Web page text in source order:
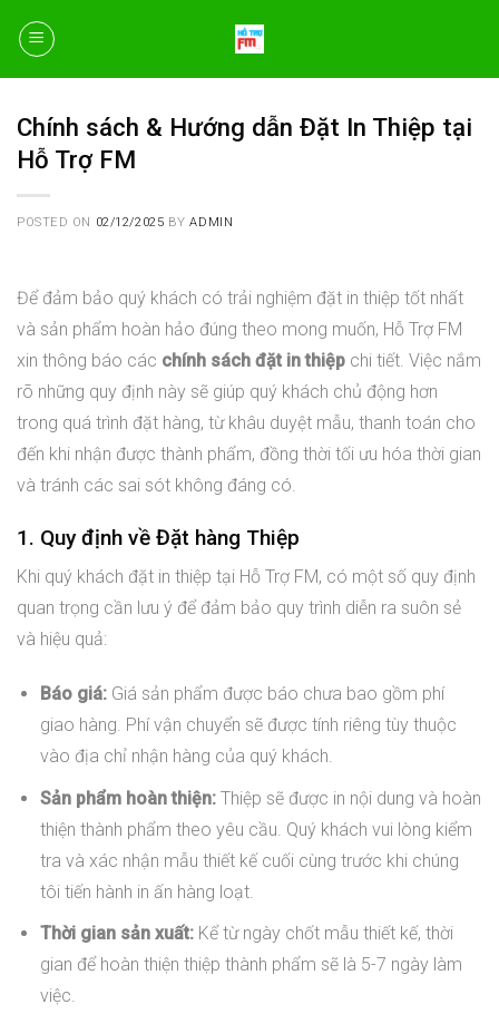
content
Chính sách & Hướng dẫn Đặt In Thiệp tại
Hỗ Trợ FM
POSTED ON 02/12/2025 BYADMIN
Để đảm bảo quý khách có trải nghiệm đặt in thiệp tốt nhất
và sản phẩm hoàn hảo đúng theo mong muốn, Hỗ Trợ FM
xin thông báo các chính sách đặt in thiệp chi tiết. Việc nắm
rõ những quy định này sẽ giúp quý khách chủ động hơn
trong quá trình đặt hàng, từ khâu duyệt mẫu, thanh toán cho
đến khi nhận được thành phẩm, đồng thời tối ưu hóa thời gian
và tránh các sai sót không đáng có.
1. Quy định về Đặt hàng Thiệp
Khi quý khách đặt in thiệp tại Hỗ Trợ FM, có một số quy định
quan trọng cần lưu ý để đảm bảo quy trình diễn ra suôn sẻ
và hiệu quả:
Báo giá:Giá sản phẩm được báo chưa bao gồm phí
giao hàng. Phí vận chuyển sẽ được tính riêng tùy thuộc
vào địa chỉ nhận hàng của quý khách.
Sản phẩm hoàn thiện:Thiệp sẽ được in nội dung và hoàn
thiện thành phẩm theo yêu cầu. Quý khách vui lòng kiểm
tra và xác nhận mẫu thiết kế cuối cùng trước khi chúng
tôi tiến hành in ấn hàng loạt.
Thời gian sản xuất:Kể từ ngày chốt mẫu thiết kế, thời
gian để hoàn thiện thiệp thành phẩm sẽ là 5-7 ngày làm
việc.